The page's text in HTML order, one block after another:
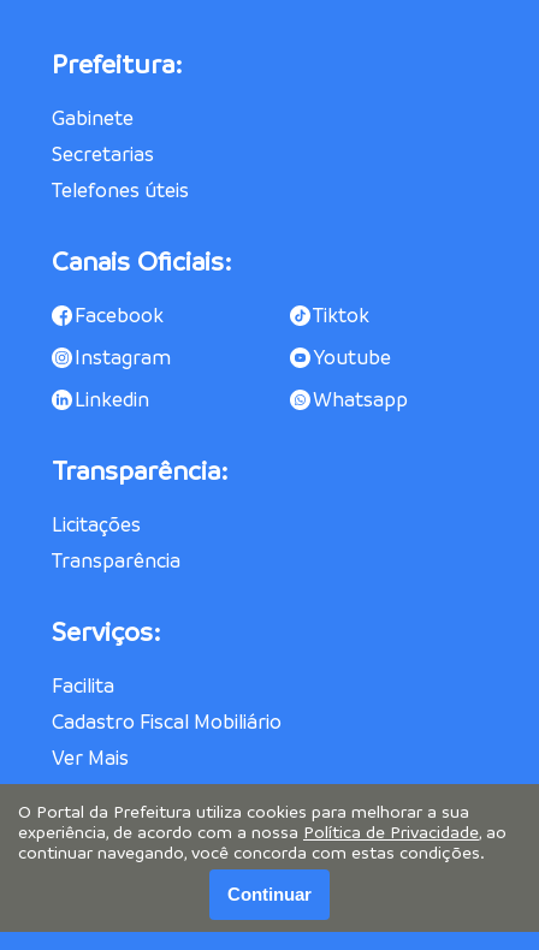
Prefeitura:
Gabinete
Secretarias
Telefones úteis
Canais Oficiais:
Facebook
Tiktok
Instagram
Youtube
Linkedin
Whatsapp
Transparência:
Licitações
Transparência
Serviços:
Facilita
Cadastro Fiscal Mobiliário
Ver Mais
O Portal da Prefeitura utiliza cookies para melhorar a sua
experiência, de acordo com a nossa Política de Privacidade, ao
continuar navegando, você concorda com estas condições.
Continuar